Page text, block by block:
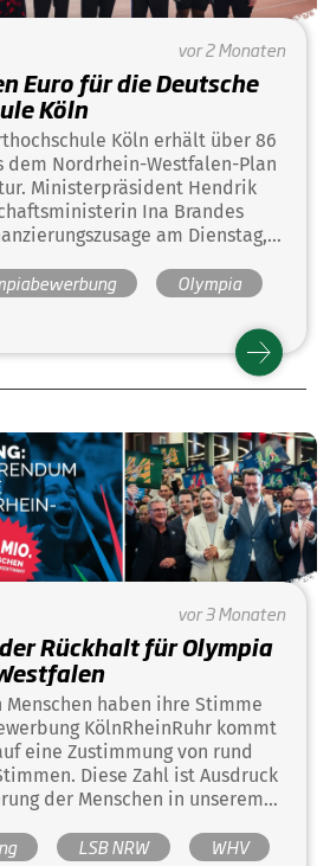
vor 2 Monaten
Euro für die Deutsche
Köln
Köln erhält über 86
dem Nordrhein-Westfalen-Plan
Ministerpräsident Hendrik
Ina Brandes
am Dienstag,
Damit fließt eine der größten
des Landes in die einzige
Olympia
vor 3 Monaten
Rückhalt für Olympia
Menschen haben ihre Stimme
KölnRheinRuhr kommt
eine Zustimmung von rund
Diese Zahl ist Ausdruck
der Menschen in unserem
und Paralympische Spiel
LSB NRW
WHV